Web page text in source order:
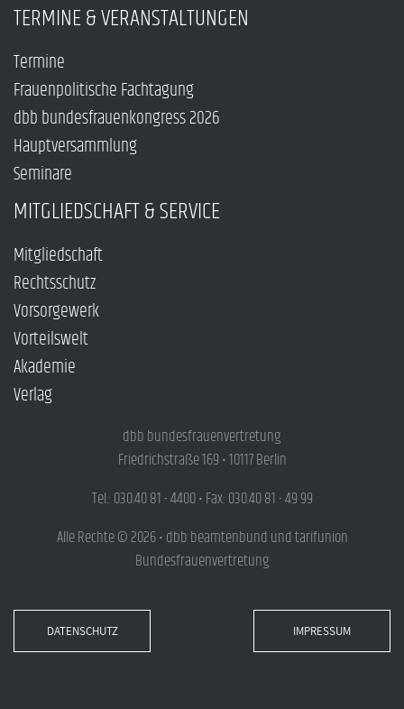
TERMINE & VERANSTALTUNGEN
Termine
Frauenpolitische Fachtagung
dbb bundesfrauenkongress 2026
Hauptversammlung
Seminare
MITGLIEDSCHAFT & SERVICE
Mitgliedschaft
Rechtsschutz
Vorsorgewerk
Vorteilswelt
Akademie
Verlag
dbb bundesfrauenvertretung
Friedrichstraße 169 • 10117 Berlin
Tel.: 030.40 81 - 4400 • Fax: 030.40 81 - 49 99
Alle Rechte © 2026 • dbb beamtenbund und tarifunion
Bundesfrauenvertretung
DATENSCHUTZ IMPRESSUM